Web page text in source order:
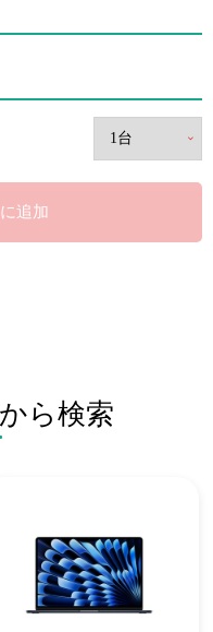
追加
ら検索